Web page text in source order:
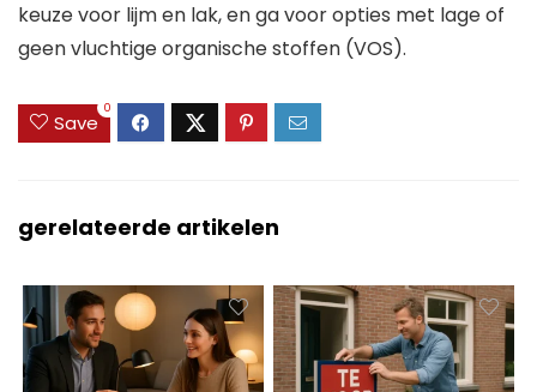
keuze voor lijm en lak, en ga voor opties met lage of
geen vluchtige organische stoffen (VOS).
Save
0
gerelateerde artikelen